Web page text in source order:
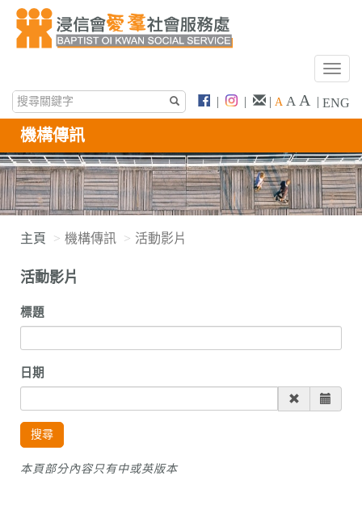
T
g
e
n
a
v
| | | A A A | ENG
機構傳訊
主頁 機構傳訊 活動影片
活動影片
標題
日期
搜尋
本頁部分內容只有中或英版本